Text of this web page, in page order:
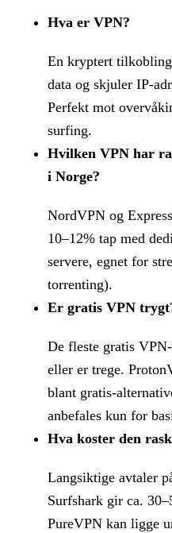
Hva er VPN?
En kryptert
data og skjuler IP-
Perfekt mot
surfing.
Hvilken VPN har
i Norge?
NordVPN og
10–12% tap med
servere, egnet for
torrenting).
Er gratis VPN
De fleste gratis
eller er trege.
blant gratis-
anbefales kun for
Hva koster den
Langsiktige avtaler
Surfshark gir ca.
PureVPN kan ligge